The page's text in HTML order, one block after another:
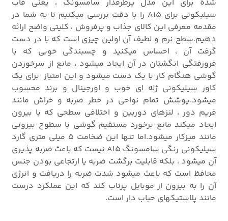
شده برای این مدل پرطرفدار سامسونگ ، یعنی قاب
سیلیکونی برای A15 را با دقت بررسی میکنیم تا به شما در
مقدمه معرفی این کالای جذاب و پرفروش ، کلیتی واضح ارائه
دهیم.سطح نرم و لطیف آن اولین چیزی است که با در دست
گرفت آن ، احساس میکنید و چسبندگی خوبی که با
فرورفتگی انگشتان در آن ایجاد میشود ، مانع از سرخوردن
گوشی هنگام کار با یک دست میشود و این امتیاز برای یک
کاور سیلیکونی ژله ای خوب و اورجینال و برند محسوب
میشود.پوشش تمام نواحی در خطر ضربه و خراش مانند
فریم دور ، لنزهای دوربین و اختلافی سطحی که با بیرون
ایجاد میکند مانع برخورد مستقیم گوشی با سطوح بیرونی
مانند میزکار میشود.اما تنها این ضخامت 5 میلی متری گارد
سیلیکونی رنگی سامسونگ A15 نیست که باعث ضربه پذیری
آن میشود ، بلکه قابلیت برگشت ضربه یا ارتجاعی بودن جنس
محافظ است که باعث میشود شدت ضربه را دریافت و انرژی
آن را به بیرون از موبایل پرتاب کند که این عملکرد درست
مانند پلاستیکهای حباب دار است.